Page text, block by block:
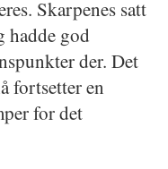
Skarpenes satt
hadde god
der. Det
fortsetter en
for det